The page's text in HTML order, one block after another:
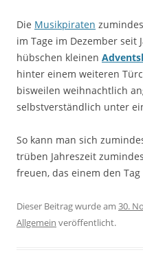
Die Musikpiraten
im Tage im Dezember seit
hübschen kleinen
hinter einem weiteren
bisweilen weihnachtlich
selbstverständlich unter
So kann man sich
trüben Jahreszeit
freuen, das einem den
Dieser Beitrag wurde am 30.
Allgemein veröffentlicht.